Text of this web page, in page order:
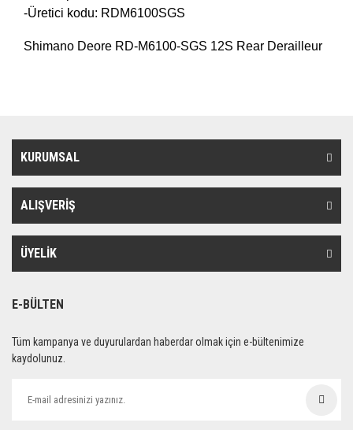
-Üretici kodu: RDM6100SGS
Shimano Deore RD-M6100-SGS 12S Rear Derailleur
KURUMSAL
ALIŞVERİŞ
ÜYELİK
E-BÜLTEN
Tüm kampanya ve duyurulardan haberdar olmak için e-bültenimize
kaydolunuz.